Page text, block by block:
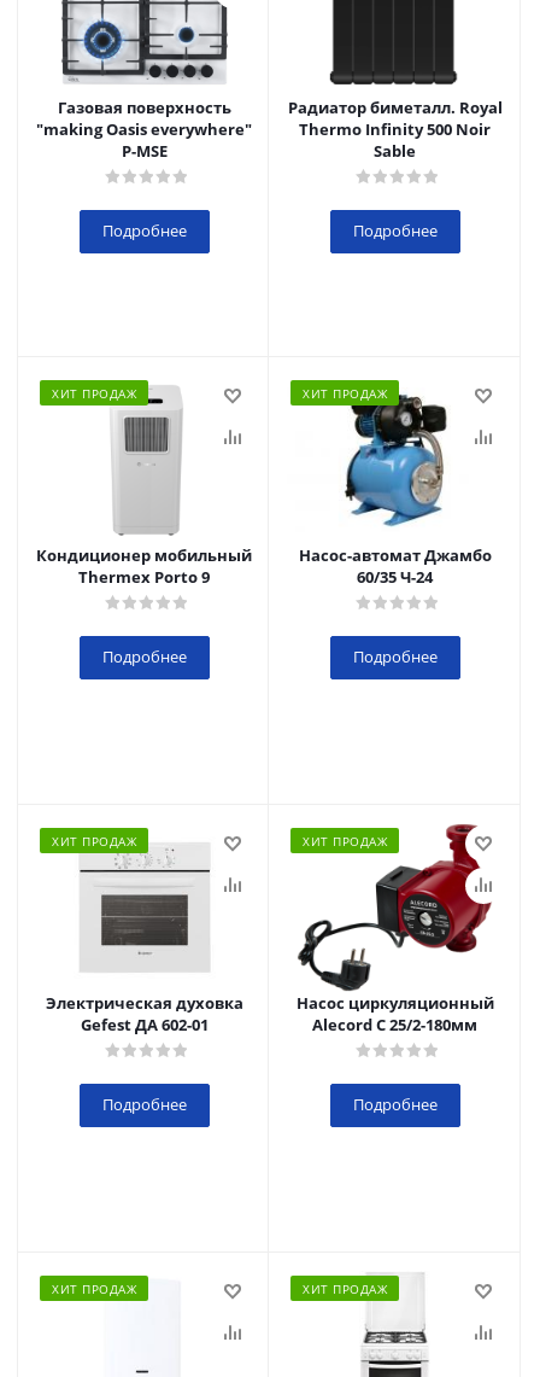
Газовая поверхность
"making Oasis everywhere"
P-MSE
Подробнее
Радиатор биметалл. Royal
Thermo Infinity 500 Noir
Sable
Подробнее
ХИТ ПРОДАЖ
Кондиционер мобильный
Thermex Porto 9
Подробнее
ХИТ ПРОДАЖ
Насос-автомат Джамбо
60/35 Ч-24
Подробнее
ХИТ ПРОДАЖ
Электрическая духовка
Gefest ДА 602-01
Подробнее
ХИТ ПРОДАЖ
Насос циркуляционный
Alecord C 25/2-180мм
Подробнее
ХИТ ПРОДАЖ ХИТ ПРОДАЖ